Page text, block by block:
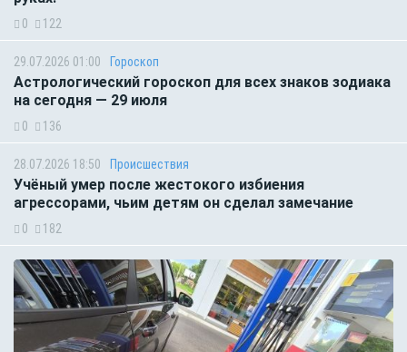
0 122
29.07.2026 01:00 Гороскоп
Астрологический гороскоп для всех знаков зодиака
на сегодня — 29 июля
0 136
28.07.2026 18:50 Происшествия
Учёный умер после жестокого избиения
агрессорами, чьим детям он сделал замечание
0 182